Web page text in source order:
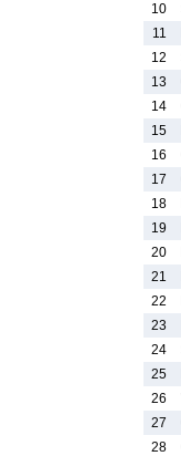
10
11
12
13
14
15
16
17
18
19
20
21
22
23
24
25
26
27
28